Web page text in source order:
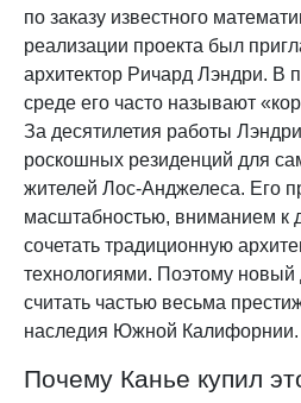
по заказу известного
реализации проекта был
архитектор Ричард Лэндри. В
среде его часто называют
За десятилетия работы
роскошных резиденций для
жителей Лос-Анджелеса. Его
масштабностью, вниманием к
сочетать традиционную
технологиями. Поэтому
считать частью весьма
наследия Южной Калифорнии.
Почему Канье купил